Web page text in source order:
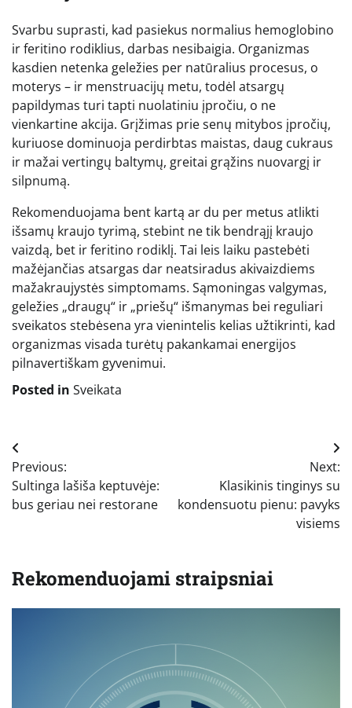
Svarbu suprasti, kad pasiekus normalius hemoglobino
ir feritino rodiklius, darbas nesibaigia. Organizmas
kasdien netenka geležies per natūralius procesus, o
moterys – ir menstruacijų metu, todėl atsargų
papildymas turi tapti nuolatiniu įpročiu, o ne
vienkartine akcija. Grįžimas prie senų mitybos įpročių,
kuriuose dominuoja perdirbtas maistas, daug cukraus
ir mažai vertingų baltymų, greitai grąžins nuovargį ir
silpnumą.
Rekomenduojama bent kartą ar du per metus atlikti
išsamų kraujo tyrimą, stebint ne tik bendrąjį kraujo
vaizdą, bet ir feritino rodiklį. Tai leis laiku pastebėti
mažėjančias atsargas dar neatsiradus akivaizdiems
mažakraujystės simptomams. Sąmoningas valgymas,
geležies „draugų“ ir „priešų“ išmanymas bei reguliari
sveikatos stebėsena yra vienintelis kelias užtikrinti, kad
organizmas visada turėtų pakankamai energijos
pilnavertiškam gyvenimui.
Posted in Sveikata
Navigacija
tarp
įrašų
Previous:
Sultinga lašiša keptuvėje:
bus geriau nei restorane
Next:
Klasikinis tinginys su
kondensuotu pienu: pavyks
visiems
Rekomenduojami straipsniai